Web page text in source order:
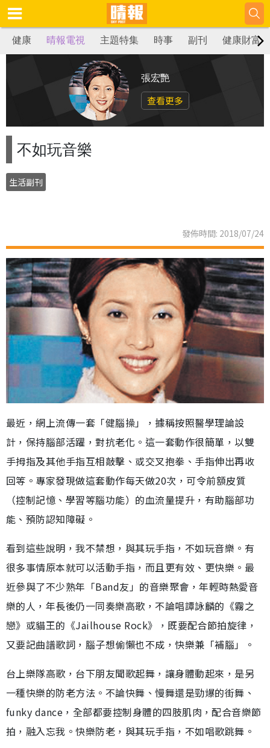
健康 晴報電視 主題特集 時事 副刊 健康財富
張宏艷
查看更多
不如玩音樂
生活副刊
發佈時間: 2018/07/24
最近，網上流傳一套「健腦操」，據稱按照醫學理論設
計，保持腦部活躍，對抗老化。這一套動作很簡單，以雙
手拇指及其他手指互相敲擊、或交叉抱拳、手指伸出再收
回等。專家發現做這套動作每天做20次，可令前額皮質
（控制記憶、學習等腦功能）的血流量提升，有助腦部功
能、預防認知障礙。
看到這些說明，我不禁想，與其玩手指，不如玩音樂。有
很多事情原本就可以活動手指，而且更有效、更快樂。最
近參與了不少熟年「Band友」的音樂聚會，年輕時熱愛音
樂的人，年長後仍一同奏樂高歌，不論唱譚詠麟的《霧之
戀》或貓王的《Jailhouse Rock》，既要配合節拍旋律，
又要記曲譜歌詞，腦子想偷懶也不成，快樂兼「補腦」。
台上樂隊高歌，台下朋友聞歌起舞，讓身體動起來，是另
一種快樂的防老方法。不論快舞、慢舞還是勁爆的街舞、
funky dance，全部都要控制身體的四肢肌肉，配合音樂節
拍，融入忘我。快樂防老，與其玩手指，不如唱歌跳舞。